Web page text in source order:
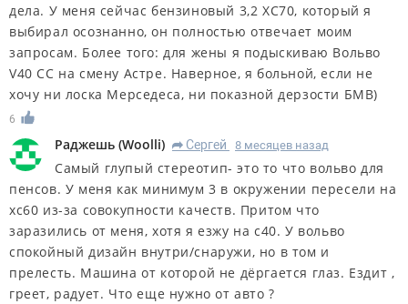
дела. У меня сейчас бензиновый 3,2 ХС70, который я
выбирал осознанно, он полностью отвечает моим
запросам. Более того: для жены я подыскиваю Вольво
V40 CC на смену Астре. Наверное, я больной, если не
хочу ни лоска Мерседеса, ни показной дерзости БМВ)
6
Раджешь (Woolli) R Сергей 8 месяцев назад
Самый глупый стереотип- это то что вольво для
пенсов. У меня как минимум 3 в окружении пересели на
хс60 из-за совокупности качеств. Притом что
заразились от меня, хотя я езжу на с40. У вольво
спокойный дизайн внутри/снаружи, но в том и
прелесть. Машина от которой не дёргается глаз. Ездит ,
греет, радует. Что еще нужно от авто ?